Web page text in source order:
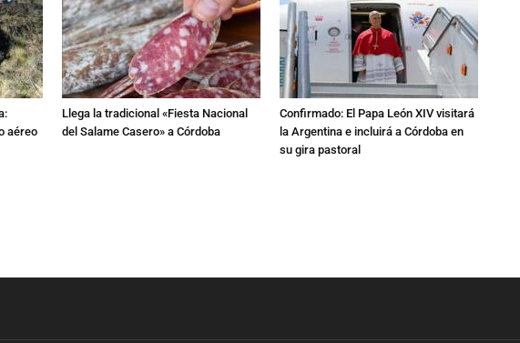
aéreo
Llega la tradicional «Fiesta Nacional
del Salame Casero» a Córdoba
Confirmado: El Papa León XIV visitará
la Argentina e incluirá a Córdoba en
su gira pastoral